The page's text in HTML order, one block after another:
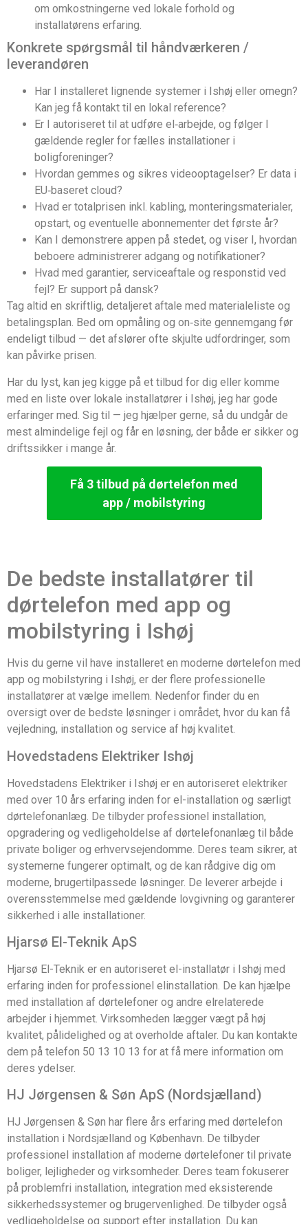
om omkostningerne ved lokale forhold og
installatørens erfaring.
Konkrete spørgsmål til håndværkeren /
leverandøren
Har I installeret lignende systemer i Ishøj eller omegn?
Kan jeg få kontakt til en lokal reference?
Er I autoriseret til at udføre el‑arbejde, og følger I
gældende regler for fælles installationer i
boligforeninger?
Hvordan gemmes og sikres videooptagelser? Er data i
EU‑baseret cloud?
Hvad er totalprisen inkl. kabling, monteringsmaterialer,
opstart, og eventuelle abonnementer det første år?
Kan I demonstrere appen på stedet, og viser I, hvordan
beboere administrerer adgang og notifikationer?
Hvad med garantier, serviceaftale og responstid ved
fejl? Er support på dansk?
Tag altid en skriftlig, detaljeret aftale med materialeliste og
betalingsplan. Bed om opmåling og on‑site gennemgang før
endeligt tilbud — det afslører ofte skjulte udfordringer, som
kan påvirke prisen.
Har du lyst, kan jeg kigge på et tilbud for dig eller komme
med en liste over lokale installatører i Ishøj, jeg har gode
erfaringer med. Sig til — jeg hjælper gerne, så du undgår de
mest almindelige fejl og får en løsning, der både er sikker og
driftssikker i mange år.
Få 3 tilbud på dørtelefon med
app / mobilstyring
De bedste installatører til
dørtelefon med app og
mobilstyring i Ishøj
Hvis du gerne vil have installeret en moderne dørtelefon med
app og mobilstyring i Ishøj, er der flere professionelle
installatører at vælge imellem. Nedenfor finder du en
oversigt over de bedste løsninger i området, hvor du kan få
vejledning, installation og service af høj kvalitet.
Hovedstadens Elektriker Ishøj
Hovedstadens Elektriker i Ishøj er en autoriseret elektriker
med over 10 års erfaring inden for el-installation og særligt
dørtelefonanlæg. De tilbyder professionel installation,
opgradering og vedligeholdelse af dørtelefonanlæg til både
private boliger og erhvervsejendomme. Deres team sikrer, at
systemerne fungerer optimalt, og de kan rådgive dig om
moderne, brugertilpassede løsninger. De leverer arbejde i
overensstemmelse med gældende lovgivning og garanterer
sikkerhed i alle installationer.
Hjarsø El-Teknik ApS
Hjarsø El-Teknik er en autoriseret el-installatør i Ishøj med
erfaring inden for professionel elinstallation. De kan hjælpe
med installation af dørtelefoner og andre elrelaterede
arbejder i hjemmet. Virksomheden lægger vægt på høj
kvalitet, pålidelighed og at overholde aftaler. Du kan kontakte
dem på telefon 50 13 10 13 for at få mere information om
deres ydelser.
HJ Jørgensen & Søn ApS (Nordsjælland)
HJ Jørgensen & Søn har flere års erfaring med dørtelefon
installation i Nordsjælland og København. De tilbyder
professionel installation af moderne dørtelefoner til private
boliger, lejligheder og virksomheder. Deres team fokuserer
på problemfri installation, integration med eksisterende
sikkerhedssystemer og brugervenlighed. De tilbyder også
vedligeholdelse og support efter installation. Du kan